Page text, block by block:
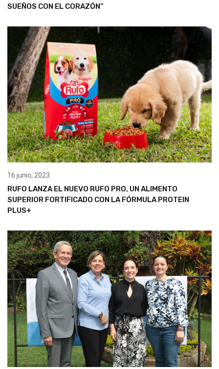
SUEÑOS CON EL CORAZÓN”
16 junio, 2023
RUFO LANZA EL NUEVO RUFO PRO, UN ALIMENTO
SUPERIOR FORTIFICADO CON LA FÓRMULA PROTEIN
PLUS+